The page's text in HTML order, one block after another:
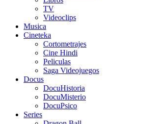
TV
Videoclips
Musica
Cineteka
Cortometrajes
Cine Hindi
Peliculas
Saga Videojuegos
Docus
DocuHistoria
DocuMisterio
DocuPsico
Series